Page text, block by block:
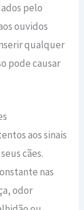
pelo
ouvidos
qualquer
pode causar
aos sinais
cães.
nas
odor